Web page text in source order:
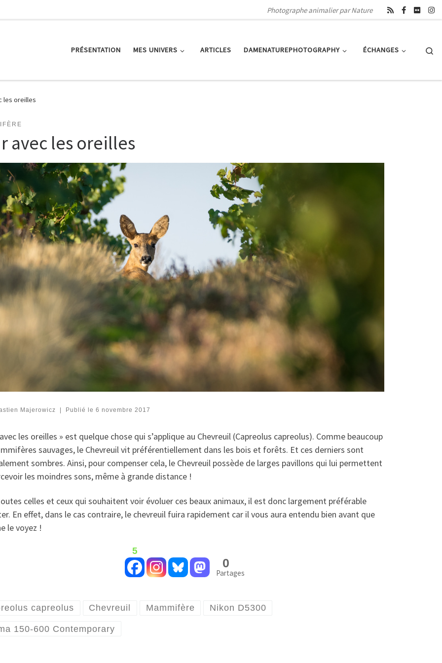
Photographe animalier par Nature
PRÉSENTATION MES UNIVERS ARTICLES DAMENATUREPHOTOGRAPHY ÉCHANGES
les oreilles
avec les oreilles
Majerowicz Publié le 6 novembre 2017
les oreilles » est quelque chose qui s’applique au Chevreuil (Capreolus capreolus). Comme beaucoup
sauvages, le Chevreuil vit préférentiellement dans les bois et forêts. Et ces derniers sont
sombres. Ainsi, pour compenser cela, le Chevreuil possède de larges pavillons qui lui permettent
les moindres sons, même à grande distance !
celles et ceux qui souhaitent voir évoluer ces beaux animaux, il est donc largement préférable
En effet, dans le cas contraire, le chevreuil fuira rapidement car il vous aura entendu bien avant que
le voyez !
5
0
Partages
capreolus Chevreuil Mammifère Nikon D5300
150-600 Contemporary